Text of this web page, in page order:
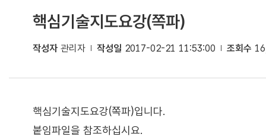
핵심기술지도요강(쪽파)
작성자 관리자 작성일 2017-02-21 11:53:00 조회수
핵심기술지도요강(쪽파)입니다.
붙임파일을 참조하십시요.